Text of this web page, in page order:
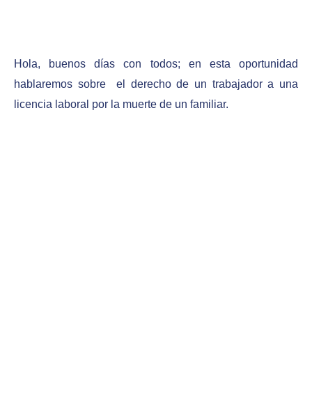
Hola, buenos días con todos; en esta oportunidad
hablaremos sobre el derecho de un trabajador a una
licencia laboral por la muerte de un familiar.